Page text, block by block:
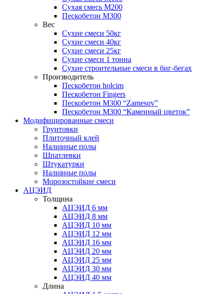
Сухая смесь М200
Пескобетон М300
Вес
Сухие смеси 50кг
Сухие смеси 40кг
Сухие смеси 25кг
Сухие смеси 1 тонна
Сухие строительные смеси в биг-бегах
Производитель
Пескобетон holcim
Пескобетон Fingers
Пескобетон М300 “Zamesov”
Пескобетон М300 “Каменный цветок”
Модифицированные смеси
Грунтовки
Плиточный клей
Наливные полы
Шпатлевки
Штукатурки
Наливные полы
Морозостойкие смеси
АЦЭИД
Толщина
АЦЭИД 6 мм
АЦЭИД 8 мм
АЦЭИД 10 мм
АЦЭИД 12 мм
АЦЭИД 16 мм
АЦЭИД 20 мм
АЦЭИД 25 мм
АЦЭИД 30 мм
АЦЭИД 40 мм
Длина